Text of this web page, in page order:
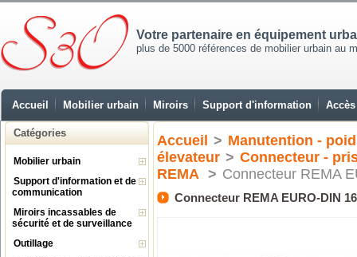
Votre partenaire en équipement
plus de 5000 références de mobilier urbain au
Accueil Mobilier urbain Miroirs Support d'information
Catégories
Mobilier urbain
Support d'information et de
communication
Miroirs incassables de
sécurité et de surveillance
Outillage
Accueil > Manutention -
élevateur > Connecteur -
REMA > Connecteur REMA
Connecteur REMA EURO-DIN